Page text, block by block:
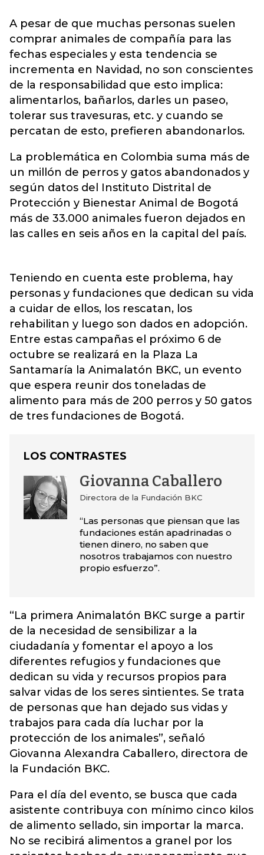
A pesar de que muchas personas suelen
comprar animales de compañía para las
fechas especiales y esta tendencia se
incrementa en Navidad, no son conscientes
de la responsabilidad que esto implica:
alimentarlos, bañarlos, darles un paseo,
tolerar sus travesuras, etc. y cuando se
percatan de esto, prefieren abandonarlos.
La problemática en Colombia suma más de
un millón de perros y gatos abandonados y
según datos del Instituto Distrital de
Protección y Bienestar Animal de Bogotá
más de 33.000 animales fueron dejados en
las calles en seis años en la capital del país.
Teniendo en cuenta este problema, hay
personas y fundaciones que dedican su vida
a cuidar de ellos, los rescatan, los
rehabilitan y luego son dados en adopción.
Entre estas campañas el próximo 6 de
octubre se realizará en la Plaza La
Santamaría la Animalatón BKC, un evento
que espera reunir dos toneladas de
alimento para más de 200 perros y 50 gatos
de tres fundaciones de Bogotá.
LOS CONTRASTES
Giovanna Caballero
Directora de la Fundación BKC
“Las personas que piensan que las
fundaciones están apadrinadas o
tienen dinero, no saben que
nosotros trabajamos con nuestro
propio esfuerzo”.
“La primera Animalatón BKC surge a partir
de la necesidad de sensibilizar a la
ciudadanía y fomentar el apoyo a los
diferentes refugios y fundaciones que
dedican su vida y recursos propios para
salvar vidas de los seres sintientes. Se trata
de personas que han dejado sus vidas y
trabajos para cada día luchar por la
protección de los animales”, señaló
Giovanna Alexandra Caballero, directora de
la Fundación BKC.
Para el día del evento, se busca que cada
asistente contribuya con mínimo cinco kilos
de alimento sellado, sin importar la marca.
No se recibirá alimentos a granel por los